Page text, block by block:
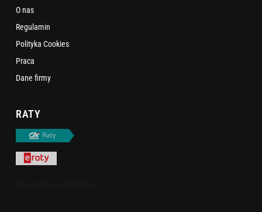
O nas
Regulamin
Polityka Cookies
Praca
Dane firmy
RATY